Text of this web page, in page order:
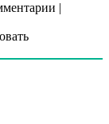
|